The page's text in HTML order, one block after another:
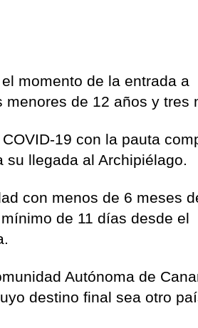
momento de la entrada a
de 12 años y tres
19 con la pauta
llegada al Archipiélago.
con menos de 6 meses
de 11 días desde el
Autónoma de
destino final sea otro